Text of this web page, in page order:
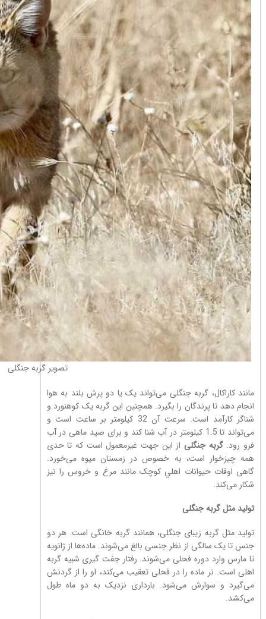
تصویر گربه جنگلی
مانند کاراکال، گربه جنگلی می‌تواند یک یا دو پرش بلند به هوا
انجام دهد تا پرندگان را بگیرد. همچنین اين گربه یک کوهنورد و
شناگر کارآمد است. سرعت آن 32 کیلومتر بر ساعت است و
می‌تواند تا 1.5 کیلومتر در آب شنا کند و برای صید ماهی در آب
فرو رود.گربه جنگلی از این جهت غیرمعمول است که تا حدی
همه چیزخوار است، به خصوص در زمستان میوه می‌خورد.
گاهی اوقات حیوانات اهلي کوچک مانند مرغ و خروس را نیز
شکار می‌کند.
توليد مثل گربه جنگلی
تولید مثل گربه زیبای جنگلی، همانند گربه خانگی است. هر دو
جنس تا یک سالگی از نظر جنسی بالغ می‌شوند. ماده‌ها از ژانویه
تا مارس وارد دوره فحلی می‌شوند. رفتار جفت گیری شبیه گربه
اهلی است. نر ماده را در فحلی تعقیب می‌کند، او را از گردنش
می‌گیرد و سوارش می‌شود. بارداری نزدیک به دو ماه طول
می‌کشد.